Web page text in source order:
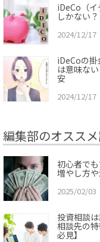
iDeCo（イ
しかない
2024/12/17
iDeCoの
は意味な
安
2024/12/17
編集部のオスス
初心者で
増やし方
2025/02/03
投資相談
相談先の
必見】